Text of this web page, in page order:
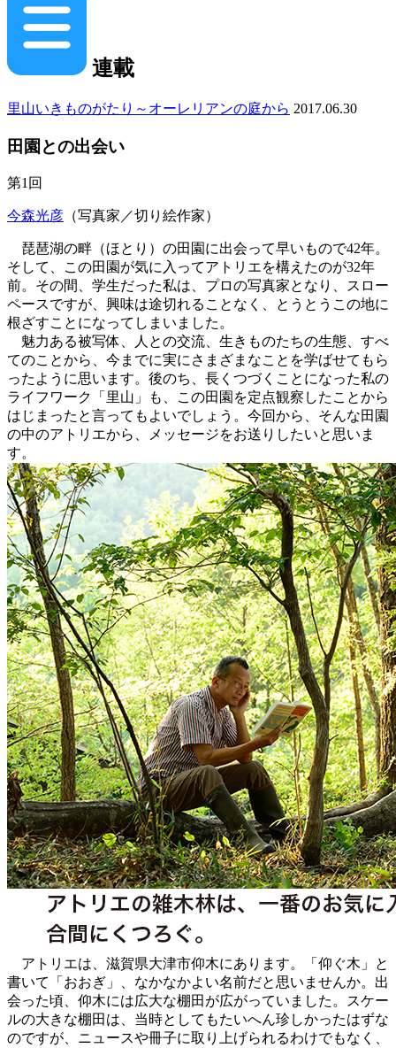
連載
里山いきものがたり～オーレリアンの庭から 2017.06.30
田園との出会い
第1回
今森光彦 （写真家／切り絵作家）
琵琶湖の畔（ほとり）の田園に出会って早いもので42年。
そして、この田園が気に入ってアトリエを構えたのが32年
前。その間、学生だった私は、プロの写真家となり、スロー
ペースですが、興味は途切れることなく、とうとうこの地に
根ざすことになってしまいました。
魅力ある被写体、人との交流、生きものたちの生態、すべ
てのことから、今までに実にさまざまなことを学ばせてもら
ったように思います。後のち、長くつづくことになった私の
ライフワーク「里山」も、この田園を定点観察したことから
はじまったと言ってもよいでしょう。今回から、そんな田園
の中のアトリエから、メッセージをお送りしたいと思いま
す。
アトリエは、滋賀県大津市仰木にあります。「仰ぐ木」と
書いて「おおぎ」、なかなかよい名前だと思いませんか。出
会った頃、仰木には広大な棚田が広がっていました。スケー
ルの大きな棚田は、当時としてもたいへん珍しかったはずな
のですが、ニュースや冊子に取り上げられるわけでもなく、